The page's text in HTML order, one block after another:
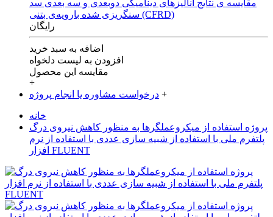
مقایسه ی‌ نتایج آنالیزهای‌ دینامیکی‌ دوبعدی‌ و‌ سه بعدی‌ سد
سنگریزی‌ شده با‌رویه‌ی‌ بتنی‌ (CFRD)
رایگان
اضافه به سبد خرید
افزودن به لیست دلخواه
مقایسه این محصول
+
درخواست مشاوره یا انجام پروژه +
خانه
پروژه استفاده از میکروعملگرها به منظور کاهش نیروی درگ
پلتفرم ملی با استفاده از شبیه سازی عددی با استفاده از نرم
افزار FLUENT